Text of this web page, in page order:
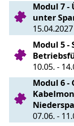
Modul 7 -
unter
15.04.2027
Modul 5 -
10.05. -
Modul 6 -
07.06. -